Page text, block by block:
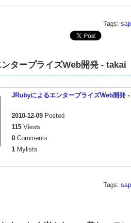
Tags:
タープライズWeb開発 - takai
JRubyによるエンタープライズWeb開発
2010-12-09 Posted
115 Views
0 Comments
1 Mylists
Tags: